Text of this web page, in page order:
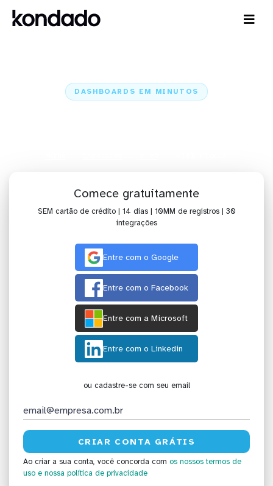
DASHBOARDS EM MINUTOS
Comece gratuitamente
SEM cartão de crédito | 14 dias | 10MM de registros | 30
integrações
Entre com o Google
Entre com o Facebook
Entre com a Microsoft
Entre com o Linkedin
ou cadastre-se com seu email
Ao criar a sua conta, você concorda com os nossos termos de
uso e nossa política de privacidade